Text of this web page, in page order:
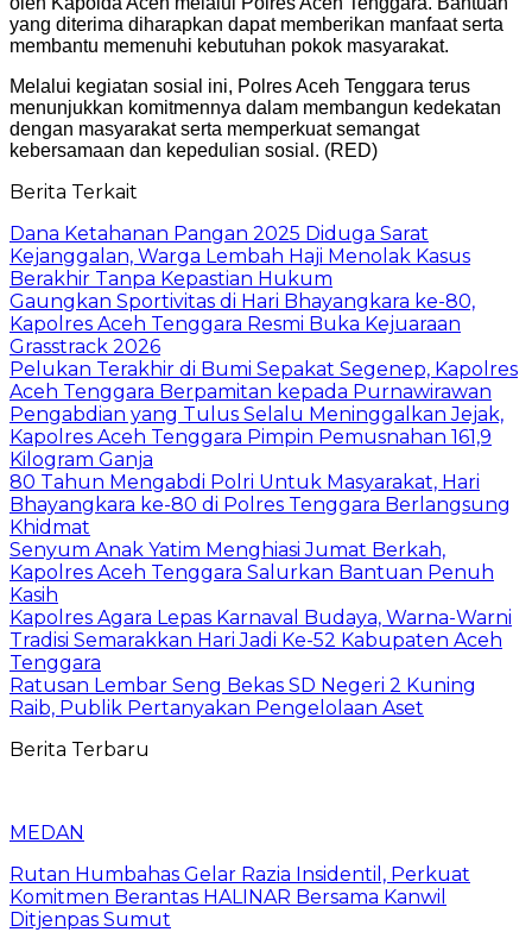
yang diterima diharapkan dapat memberikan manfaat serta
membantu memenuhi kebutuhan pokok masyarakat.
Melalui kegiatan sosial ini, Polres Aceh Tenggara terus
menunjukkan komitmennya dalam membangun kedekatan
dengan masyarakat serta memperkuat semangat
kebersamaan dan kepedulian sosial. (RED)
Berita Terkait
Dana Ketahanan Pangan 2025 Diduga Sarat
Kejanggalan, Warga Lembah Haji Menolak Kasus
Berakhir Tanpa Kepastian Hukum
Gaungkan Sportivitas di Hari Bhayangkara ke-80,
Kapolres Aceh Tenggara Resmi Buka Kejuaraan
Grasstrack 2026
Pelukan Terakhir di Bumi Sepakat Segenep, Kapolres
Aceh Tenggara Berpamitan kepada Purnawirawan
Pengabdian yang Tulus Selalu Meninggalkan Jejak,
Kapolres Aceh Tenggara Pimpin Pemusnahan 161,9
Kilogram Ganja
80 Tahun Mengabdi Polri Untuk Masyarakat, Hari
Bhayangkara ke-80 di Polres Tenggara Berlangsung
Khidmat
Senyum Anak Yatim Menghiasi Jumat Berkah,
Kapolres Aceh Tenggara Salurkan Bantuan Penuh
Kasih
Kapolres Agara Lepas Karnaval Budaya, Warna-Warni
Tradisi Semarakkan Hari Jadi Ke-52 Kabupaten Aceh
Tenggara
Ratusan Lembar Seng Bekas SD Negeri 2 Kuning
Raib, Publik Pertanyakan Pengelolaan Aset
Berita Terbaru
MEDAN
Rutan Humbahas Gelar Razia Insidentil, Perkuat
Komitmen Berantas HALINAR Bersama Kanwil
Ditjenpas Sumut